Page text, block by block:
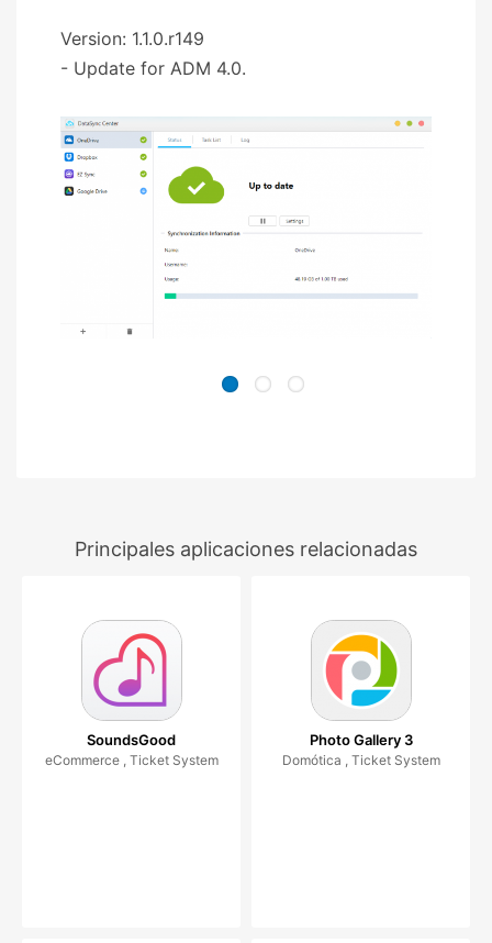
Version: 1.1.0.r149
- Update for ADM 4.0.
Principales aplicaciones relacionadas
SoundsGood
eCommerce , Ticket System
Photo Gallery 3
Domótica , Ticket System